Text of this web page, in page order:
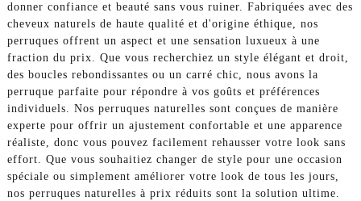
donner confiance et beauté sans vous ruiner. Fabriquées avec des
cheveux naturels de haute qualité et d'origine éthique, nos
perruques offrent un aspect et une sensation luxueux à une
fraction du prix. Que vous recherchiez un style élégant et droit,
des boucles rebondissantes ou un carré chic, nous avons la
perruque parfaite pour répondre à vos goûts et préférences
individuels. Nos perruques naturelles sont conçues de manière
experte pour offrir un ajustement confortable et une apparence
réaliste, donc vous pouvez facilement rehausser votre look sans
effort. Que vous souhaitiez changer de style pour une occasion
spéciale ou simplement améliorer votre look de tous les jours,
nos perruques naturelles à prix réduits sont la solution ultime.